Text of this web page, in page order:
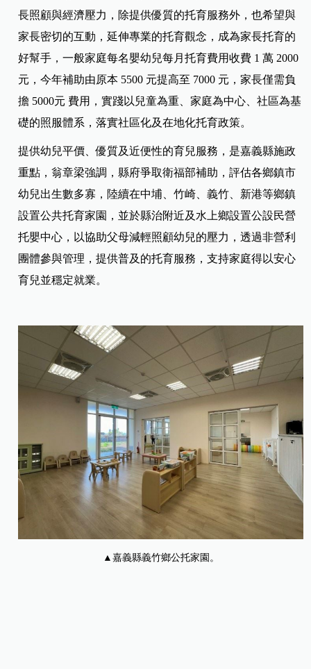
長照顧與經濟壓力，除提供優質的托育服務外，也希望與
家長密切的互動，延伸專業的托育觀念，成為家長托育的
好幫手，一般家庭每名嬰幼兒每月托育費用收費 1 萬 2000
元，今年補助由原本 5500 元提高至 7000 元，家長僅需負
擔 5000元 費用，實踐以兒童為重、家庭為中心、社區為基
礎的照服體系，落實社區化及在地化托育政策。
提供幼兒平價、優質及近便性的育兒服務，是嘉義縣施政
重點，翁章梁強調，縣府爭取衛福部補助，評估各鄉鎮市
幼兒出生數多寡，陸續在中埔、竹崎、義竹、新港等鄉鎮
設置公共托育家園，並於縣治附近及水上鄉設置公設民營
托嬰中心，以協助父母減輕照顧幼兒的壓力，透過非營利
團體參與管理，提供普及的托育服務，支持家庭得以安心
育兒並穩定就業。
▲嘉義縣義竹鄉公托家園。